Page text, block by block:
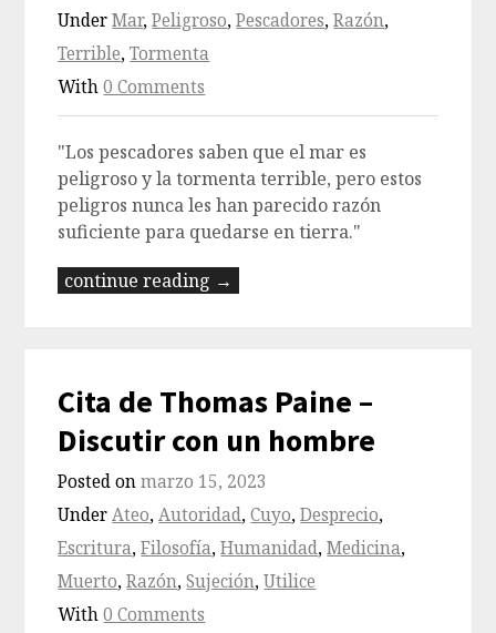
UnderMar,Peligroso,Pescadores,Razón,
Terrible,Tormenta
With0 Comments
"Los pescadores saben que el mar es
peligroso y la tormenta terrible, pero estos
peligros nunca les han parecido razón
suficiente para quedarse en tierra."
continue reading →
Cita de Thomas Paine –
Discutir con un hombre
Posted onmarzo 15, 2023
UnderAteo,Autoridad,Cuyo,Desprecio,
Escritura,Filosofía,Humanidad,Medicina,
Muerto,Razón,Sujeción,Utilice
With0 Comments